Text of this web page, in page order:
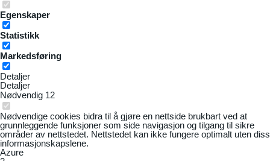
Egenskaper
Statistikk
Markedsføring
Detaljer
Detaljer
Nødvendig 12
Nødvendige cookies bidra til å gjøre en nettside brukbart ved at
grunnleggende funksjoner som side navigasjon og tilgang til sikre
områder av nettstedet. Nettstedet kan ikke fungere optimalt uten
informasjonskapslene.
Azure